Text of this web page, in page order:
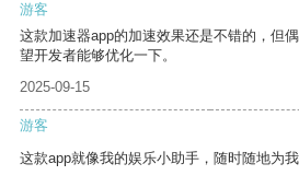
游客
这款加速器app的加速效果还是不错的，但
望开发者能够优化一下。
2025-09-15
游客
这款app就像我的娱乐小助手，随时随地为我